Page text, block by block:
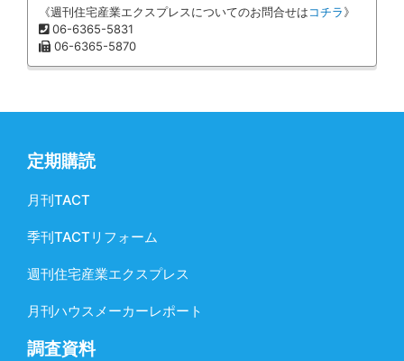
《週刊住宅産業エクスプレスについてのお問合せはコチラ》
06-6365-5831
06-6365-5870
定期購読
月刊TACT
季刊TACTリフォーム
週刊住宅産業エクスプレス
月刊ハウスメーカーレポート
調査資料